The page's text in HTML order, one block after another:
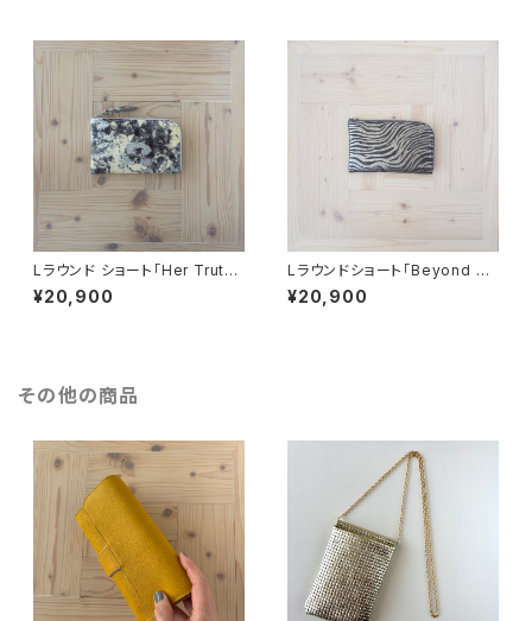
Lラウンド ショート「Her Truth」
ブラック
¥20,900
Lラウンドショート「Beyond he
r 」ブラック×グレー
¥20,900
その他の商品